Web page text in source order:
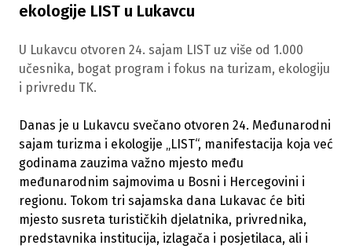
ekologije LIST u Lukavcu
U Lukavcu otvoren 24. sajam LIST uz više od 1.000
učesnika, bogat program i fokus na turizam, ekologiju
i privredu TK.
Danas je u Lukavcu svečano otvoren 24. Međunarodni
sajam turizma i ekologije „LIST“, manifestacija koja već
godinama zauzima važno mjesto među
međunarodnim sajmovima u Bosni i Hercegovini i
regionu. Tokom tri sajamska dana Lukavac će biti
mjesto susreta turističkih djelatnika, privrednika,
predstavnika institucija, izlagača i posjetilaca, ali i